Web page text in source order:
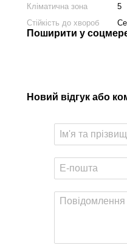
Кліматична зона
5
Стійкість до хвороб
Поширити у
Новий відгук або